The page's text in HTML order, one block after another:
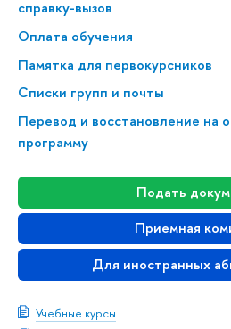
справку-вызов
Оплата обучения
Памятка для первокурсников
Списки групп и почты
Перевод и восстановление на
программу
Подать
Приемная
Для иностранных
Учебные курсы